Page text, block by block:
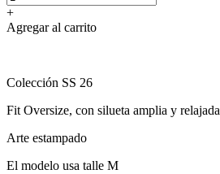
+
Agregar al carrito
Colección SS 26
Fit Oversize, con silueta amplia y relajada
Arte estampado
El modelo usa talle M